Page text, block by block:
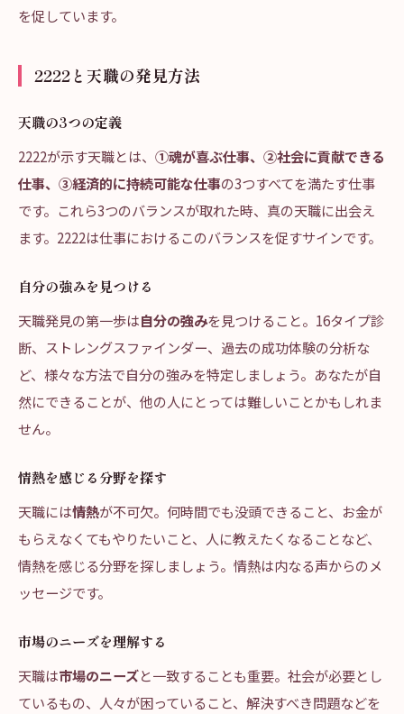
を促しています。
2222と天職の発見方法
天職の3つの定義
2222が示す天職とは、 ①魂が喜ぶ仕事、②社会に貢献できる
仕事、③経済的に持続可能な仕事の3つすべてを満たす仕事
です。これら3つのバランスが取れた時、真の天職に出会え
ます。2222は仕事におけるこのバランスを促すサインです。
自分の強みを見つける
天職発見の第一歩は自分の強みを見つけること。16タイプ診
断、ストレングスファインダー、過去の成功体験の分析な
ど、様々な方法で自分の強みを特定しましょう。あなたが自
然にできることが、他の人にとっては難しいことかもしれま
せん。
情熱を感じる分野を探す
天職には情熱が不可欠。何時間でも没頭できること、お金が
もらえなくてもやりたいこと、人に教えたくなることなど、
情熱を感じる分野を探しましょう。情熱は内なる声からのメ
ッセージです。
市場のニーズを理解する
天職は市場のニーズと一致することも重要。社会が必要とし
ているもの、人々が困っていること、解決すべき問題などを